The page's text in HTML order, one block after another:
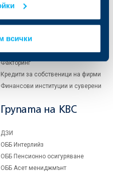
всички
Управление на парични средства
Търговско финансиране
Пазари, инвестиционно банкиране
и попечителски услуги
Факторинг
Кредити за собственици на фирми
Финансови институции и суверени
Групата на KBC
ДЗИ
ОББ Интерлийз
ОББ Пенсионно осигуряване
ОББ Асет мениджмънт